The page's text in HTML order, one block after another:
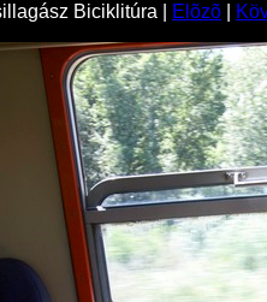
Biciklitúra | Elõzõ